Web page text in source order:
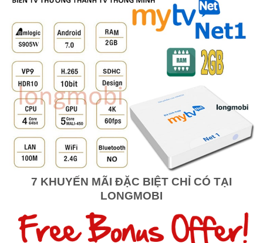
7 KHUYẾN MÃI ĐẶC BIỆT CHỈ CÓ TẠI
LONGMOBI